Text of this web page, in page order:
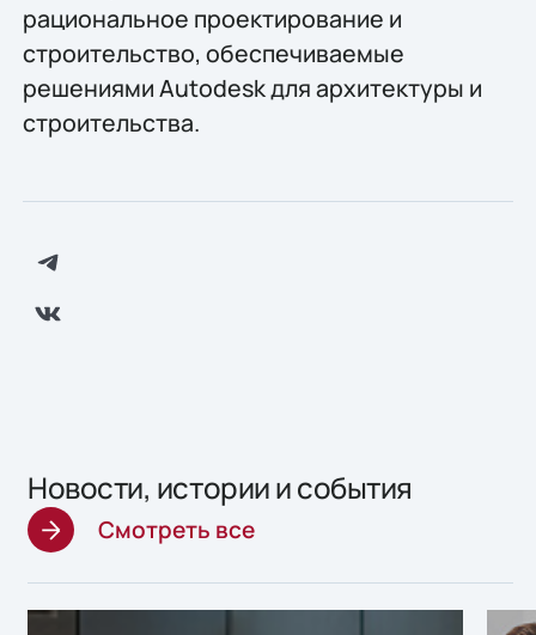
рациональное проектирование и
строительство, обеспечиваемые
решениями Autodesk для архитектуры и
строительства.
Новости, истории и события
Смотреть все